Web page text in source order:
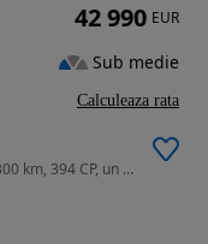
2998 cm3 • 394 CP • Plug-in hybrid, 2021, 79300 km, 394 CP, un proprietar, autonomie 87 km
42 990 EUR
Sub medie
Calculeaza rata